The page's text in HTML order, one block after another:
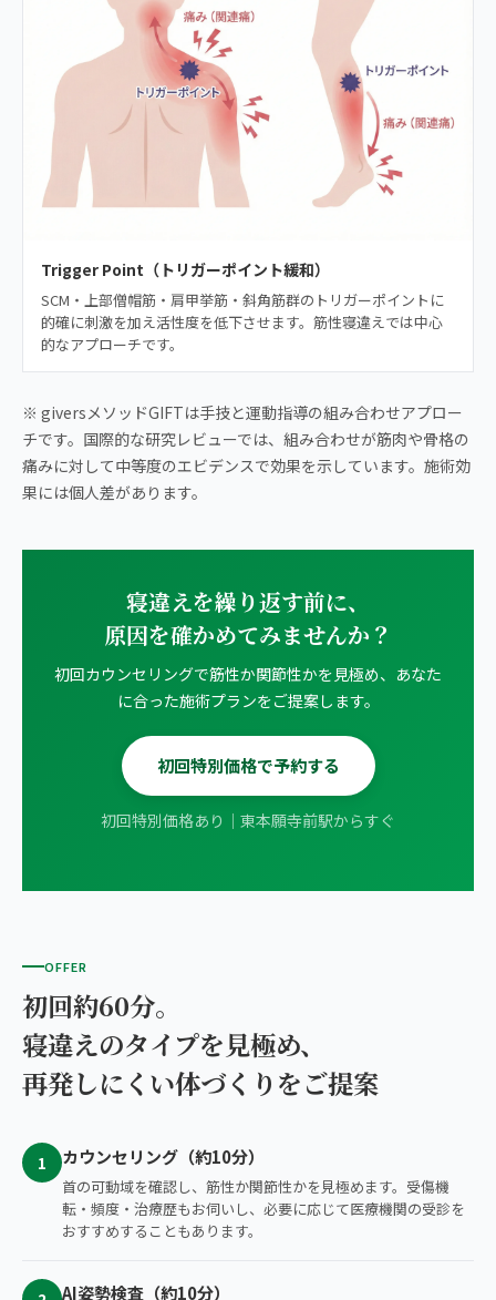
Trigger Point（トリガーポイント緩和）
SCM・上部僧帽筋・肩甲挙筋・斜角筋群のトリガーポイントに
的確に刺激を加え活性度を低下させます。筋性寝違えでは中心
的なアプローチです。
※ giversメソッドGIFTは手技と運動指導の組み合わせアプロー
チです。国際的な研究レビューでは、組み合わせが筋肉や骨格の
痛みに対して中等度のエビデンスで効果を示しています。施術効
果には個人差があります。
寝違えを繰り返す前に、
原因を確かめてみませんか？
初回カウンセリングで筋性か関節性かを見極め、あなた
に合った施術プランをご提案します。
初回特別価格で予約する
初回特別価格あり｜東本願寺前駅からすぐ
OFFER
初回約60分。
寝違えのタイプを見極め、
再発しにくい体づくりをご提案
1 カウンセリング（約10分）
首の可動域を確認し、筋性か関節性かを見極めます。受傷機
転・頻度・治療歴もお伺いし、必要に応じて医療機関の受診を
おすすめすることもあります。
AI姿勢検査（約10分）